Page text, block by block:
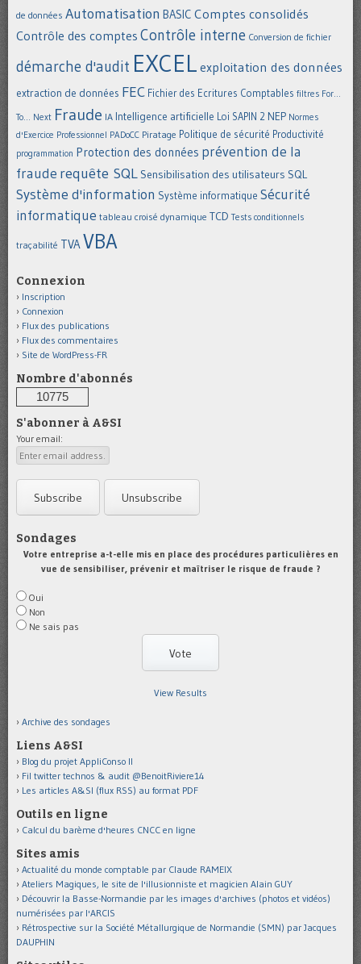
de données Automatisation BASIC Comptes consolidés
Contrôle des comptes Contrôle interne Conversion de fichier
démarche d'audit EXCEL exploitation des données
extraction de données FEC Fichier des Ecritures Comptables filtres For...
To... Next Fraude IA Intelligence artificielle Loi SAPIN 2 NEP Normes
d'Exercice Professionnel PADoCC Piratage Politique de sécurité Productivité
programmation Protection des données prévention de la
fraude requête SQL Sensibilisation des utilisateurs SQL
Système d'information Système informatique Sécurité
informatique tableau croisé dynamique TCD Tests conditionnels
traçabilité TVA VBA
Connexion
Inscription
Connexion
Flux des publications
Flux des commentaires
Site de WordPress-FR
Nombre d'abonnés
10775
S'abonner à A&SI
Your email:
Sondages
Votre entreprise a-t-elle mis en place des procédures particulières en
vue de sensibiliser, prévenir et maîtriser le risque de fraude ?
Oui
Non
Ne sais pas
View Results
Archive des sondages
Liens A&SI
Blog du projet AppliConso II
Fil twitter technos & audit @BenoitRiviere14
Les articles A&SI (flux RSS) au format PDF
Outils en ligne
Calcul du barème d'heures CNCC en ligne
Sites amis
Actualité du monde comptable par Claude RAMEIX
Ateliers Magiques, le site de l'illusionniste et magicien Alain GUY
Découvrir la Basse-Normandie par les images d'archives (photos et vidéos)
numérisées par l'ARCIS
Rétrospective sur la Société Métallurgique de Normandie (SMN) par Jacques
DAUPHIN